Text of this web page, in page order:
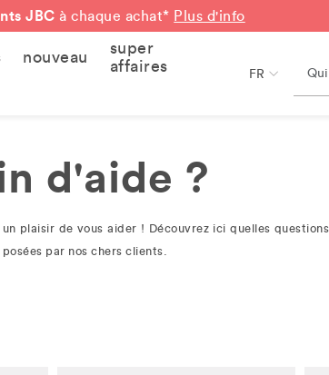
JBC à chaque achat* Plus d'info
nouveau
super
affaires
FR
d'aide ?
un plaisir de vous aider ! Découvrez ici quelles
par nos chers clients.